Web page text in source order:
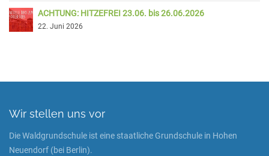
ACHTUNG: HITZEFREI 23.06. bis 26.06.2026
22. Juni 2026
Wir stellen uns vor
Die Waldgrundschule ist eine staatliche Grundschule in Hohen
Neuendorf (bei Berlin).